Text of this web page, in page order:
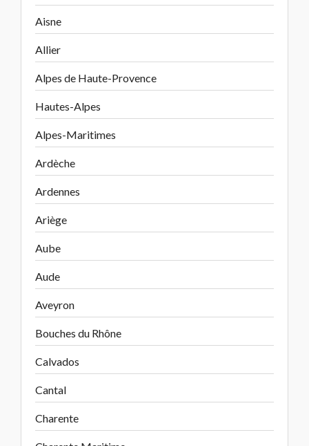
Aisne
Allier
Alpes de Haute-Provence
Hautes-Alpes
Alpes-Maritimes
Ardèche
Ardennes
Ariège
Aube
Aude
Aveyron
Bouches du Rhône
Calvados
Cantal
Charente